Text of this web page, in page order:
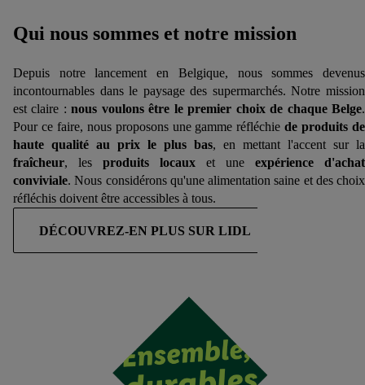
Qui nous sommes et notre mission
Depuis notre lancement en Belgique, nous sommes devenus
incontournables dans le paysage des supermarchés. Notre mission
est claire :nous voulons être le premier choix de chaque Belge.
Pour ce faire, nous proposons une gamme réfléchiede produits de
haute qualité au prix le plus bas, en mettant l'accent sur la
fraîcheur, les produits locaux et une expérience d'achat
conviviale. Nous considérons qu'une alimentation saine et des choix
réfléchis doivent être accessibles à tous.
DÉCOUVREZ-EN PLUS SUR LIDL